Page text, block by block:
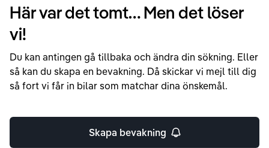
Här var det tomt… Men det löser
vi!
Du kan antingen gå tillbaka och ändra din sökning. Eller
så kan du skapa en bevakning. Då skickar vi mejl till dig
så fort vi får in bilar som matchar dina önskemål.
Skapa bevakning